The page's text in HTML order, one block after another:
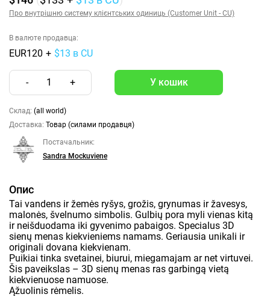
Про внутрішню систему клієнтських одиниць (Customer Unit - CU)
В валюте продавца:
EUR120 + $13 в CU
- 1 +
Склад: (all world)
Доставка: Товар (силами продавця)
Постачальник:
Sandra Mockuviene
Опис
Tai vandens ir žemės ryšys, grožis, grynumas ir žavesys,
malonės, švelnumo simbolis. Gulbių pora myli vienas kitą
ir neišduodama iki gyvenimo pabaigos. Specialus 3D
sienų menas kiekvieniems namams. Geriausia unikali ir
originali dovana kiekvienam.
Puikiai tinka svetainei, biurui, miegamajam ar net virtuvei.
Šis paveikslas – 3D sienų menas ras garbingą vietą
kiekvienuose namuose.
Ąžuolinis rėmelis.